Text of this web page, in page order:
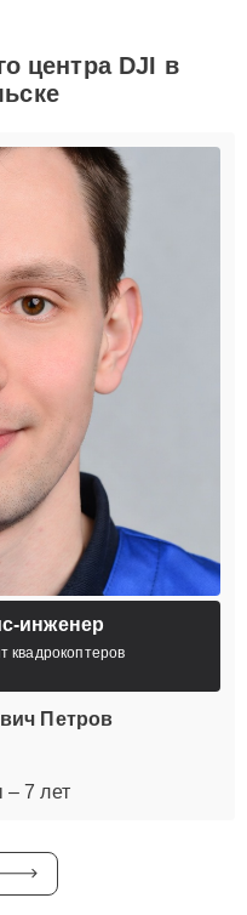
центра DJI в
инженер
квадрокоптеров
Петров
7 лет